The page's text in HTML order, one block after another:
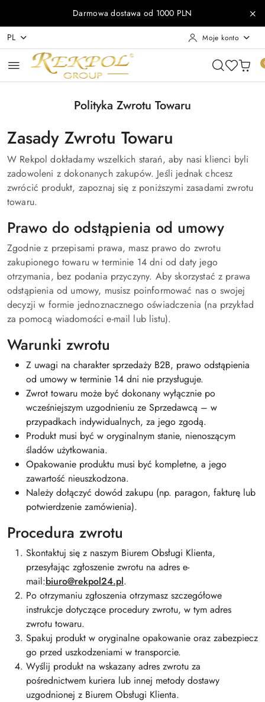
Przejdź do treści głównej
Przejdź do wyszukiwarki
Przejdź do moje konto
Przejdź do menu głównego
Przejdź do stopkiDarmowa dostawa od 1000 PLN
PL Moje konto
Polityka Zwrotu Towaru
Zasady Zwrotu Towaru
W Rekpol dokładamy wszelkich starań, aby nasi klienci byli
zadowoleni z dokonanych zakupów. Jeśli jednak chcesz
zwrócić produkt, zapoznaj się z poniższymi zasadami zwrotu
towaru.
Prawo do odstąpienia od umowy
Zgodnie z przepisami prawa, masz prawo do zwrotu
zakupionego towaru w terminie 14 dni od daty jego
otrzymania, bez podania przyczyny. Aby skorzystać z prawa
odstąpienia od umowy, musisz poinformować nas o swojej
decyzji w formie jednoznacznego oświadczenia (na przykład
za pomocą wiadomości e-mail lub listu).
Warunki zwrotu
Z uwagi na charakter sprzedaży B2B, prawo odstąpienia
od umowy w terminie 14 dni nie przysługuje.
Zwrot towaru może być dokonany wyłącznie po
wcześniejszym uzgodnieniu ze Sprzedawcą – w
przypadkach indywidualnych, za jego zgodą.
Produkt musi być w oryginalnym stanie, nienoszącym
śladów użytkowania.
Opakowanie produktu musi być kompletne, a jego
zawartość nieuszkodzona.
Należy dołączyć dowód zakupu (np. paragon, fakturę lub
potwierdzenie zamówienia).
Procedura zwrotu
Skontaktuj się z naszym Biurem Obsługi Klienta,
przesyłając zgłoszenie zwrotu na adres e-
mail:biuro@rekpol24.pl.
Po otrzymaniu zgłoszenia otrzymasz szczegółowe
instrukcje dotyczące procedury zwrotu, w tym adres
zwrotu towaru.
Spakuj produkt w oryginalne opakowanie oraz zabezpiecz
go przed uszkodzeniami w transporcie.
Wyślij produkt na wskazany adres zwrotu za
pośrednictwem kuriera lub innej metody dostawy
uzgodnionej z Biurem Obsługi Klienta.